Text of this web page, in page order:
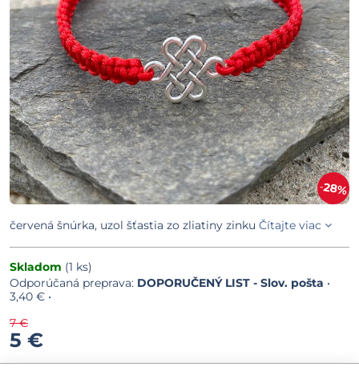
28%
červená šnúrka, uzol šťastia zo zliatiny zinku Čítajte viac
Skladom (1 ks)
DOPORUČENÝ LIST - Slov. pošta •
3,40 € •
7 €
5 €